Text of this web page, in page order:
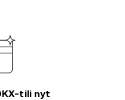
tili nyt